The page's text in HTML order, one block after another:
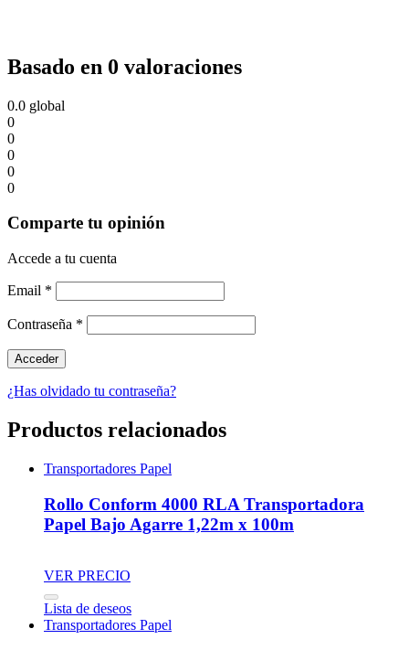
Basado en 0 valoraciones
0.0 global
0
0
0
0
0
Comparte tu opinión
Accede a tu cuenta
Email *
Contraseña *
¿Has olvidado tu contraseña?
Productos relacionados
Transportadores Papel
Rollo Conform 4000 RLA Transportadora
Papel Bajo Agarre 1,22m x 100m
VER PRECIO
Lista de deseos
Transportadores Papel